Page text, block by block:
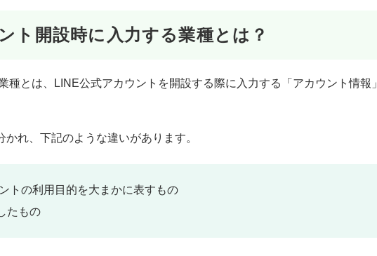
ト開設時に入力する業種とは？
種とは、LINE公式アカウントを開設する際に入力する「アカウント情報」
れ、下記のような違いがあります。
トの利用目的を大まかに表すもの
たもの